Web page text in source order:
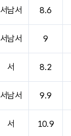
서남서 8.6
서남서 9
서 8.2
서남서 9.9
서 10.9